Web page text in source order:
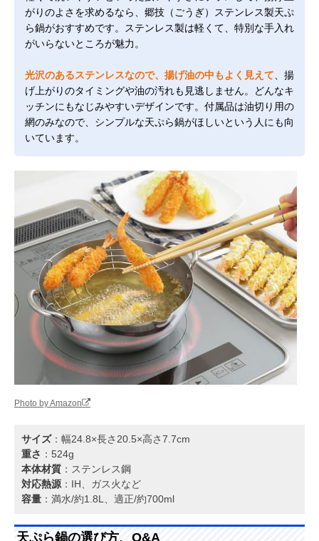
がりのよさを求めるなら、郷技（ごうぎ）ステンレス製天ぷ
ら鍋がおすすめです。ステンレス製は軽くて、特別な手入れ
がいらないところが魅力。
光沢のあるステンレスなので、揚げ油の中もよく見えて 、揚
げ上がりのタイミングや油の汚れも見逃しません。どんなキ
ッチンにもなじみやすいデザインです。付属品は油切り用の
網のみなので、シンプルな天ぷら鍋がほしいという人にも向
いています。
Photo by Amazon
サイズ：幅24.8×長さ20.5×高さ7.7cm
重さ ：524g
本体材質 ：ステンレス鋼
対応熱源 ：IH、ガス火など
容量 ：満水/約1.8L、適正/約700ml
天ぷら鍋の選び方、Q&A